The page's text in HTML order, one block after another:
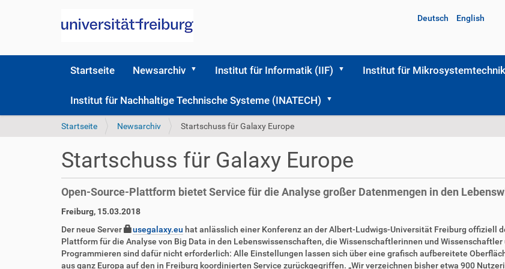
Deutsch English
Startseite Newsarchiv Institut für Informatik (IIF) Institut für
Institut für Nachhaltige Technische Systeme (INATECH)
S
s
d
h
e
r
Startseite Newsarchiv Startschuss für Galaxy Europe
Startschuss für Galaxy Europe
Open-Source-Plattform bietet Service für die Analyse großer Datenmengen in den
D
r
e
k
A
t
i
k
Freiburg, 15.03.2018
Der neue Server
usegalaxy.eu hat anlässlich einer Konferenz an der Albert-Ludwigs-Universität Freiburg offiziell
Plattform für die Analyse von Big Data in den Lebenswissenschaften, die Wissenschaftlerinnen und
Programmieren sind dafür nicht erforderlich: Alle Einstellungen lassen sich über eine grafisch aufbereitete
aus ganz Europa auf den in Freiburg koordinierten Service zurückgegriffen. „Wir verzeichnen bisher etwa 900